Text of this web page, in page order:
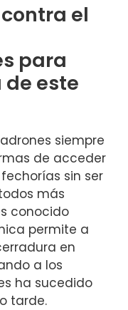
el
para⁤
⁣este
siempre
de acceder
sin ser⁤
más
conocido⁣
permite a
en
a los⁢
ha sucedido
tarde.